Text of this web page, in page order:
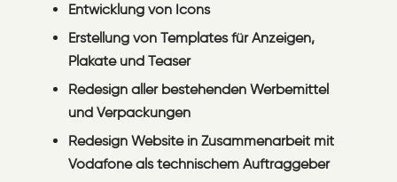
Entwicklung von Icons
Erstellung von Templates für Anzeigen,
Plakate und Teaser
Redesign aller bestehenden Werbemittel
und Verpackungen
Redesign Website in Zusammenarbeit mit
Vodafone als technischem Auftraggeber